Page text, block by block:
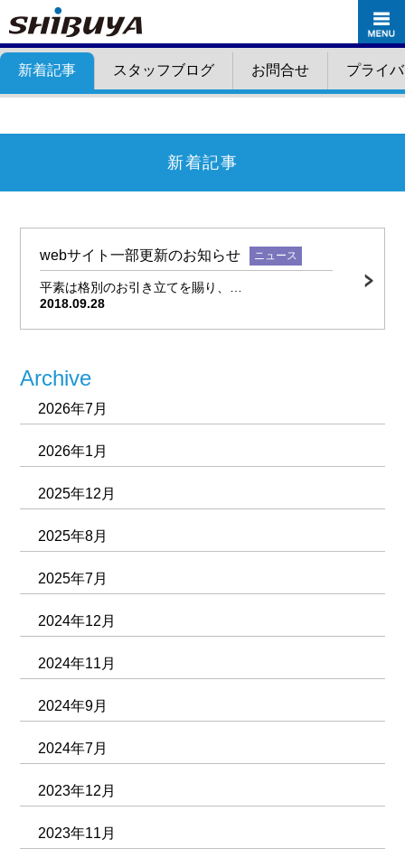
新着記事 スタッフブログ お問合せ プライ
新着記事
webサイト一部更新のお知らせ ニュース
平素は格別のお引き立てを賜り、…
2018.09.28
Archive
2026年7月
2026年1月
2025年12月
2025年8月
2025年7月
2024年12月
2024年11月
2024年9月
2024年7月
2023年12月
2023年11月